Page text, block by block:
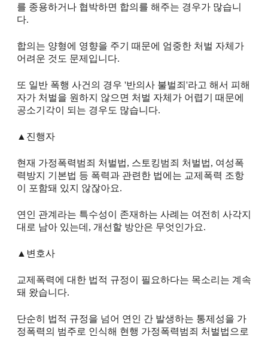
를 종용하거나 협박하면 합의를 해주는 경우가 많습니
다.
합의는 양형에 영향을 주기 때문에 엄중한 처벌 자체가
어려운 것도 문제입니다.
또 일반 폭행 사건의 경우 '반의사 불벌죄'라고 해서 피해
자가 처벌을 원하지 않으면 처벌 자체가 어렵기 때문에
공소기각이 되는 경우도 많습니다.
▲진행자
현재 가정폭력범죄 처벌법, 스토킹범죄 처벌법, 여성폭
력방지 기본법 등 폭력과 관련한 법에는 교제폭력 조항
이 포함돼 있지 않잖아요.
연인 관계라는 특수성이 존재하는 사례는 여전히 사각지
대로 남아 있는데, 개선할 방안은 무엇인가요.
▲변호사
교제폭력에 대한 법적 규정이 필요하다는 목소리는 계속
돼 왔습니다.
단순히 법적 규정을 넘어 연인 간 발생하는 통제성을 가
정폭력의 범주로 인식해 현행 가정폭력범죄 처벌법으로